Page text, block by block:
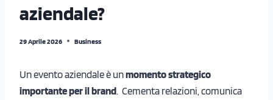
aziendale?
29 Aprile 2026 Business
Un evento aziendale è unmomento strategico
importante per il brand. Cementa relazioni, comunica